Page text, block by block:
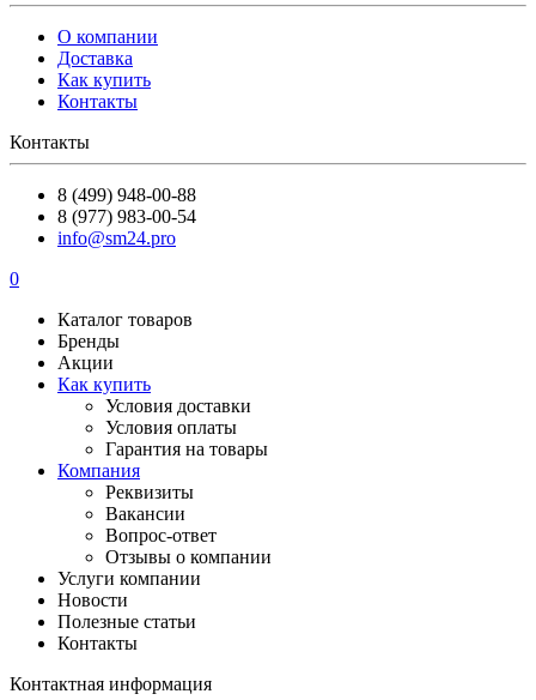
О компании
Доставка
Как купить
Контакты
Контакты
8 (499) 948-00-88
8 (977) 983-00-54
info@sm24.pro
0
Каталог товаров
Бренды
Акции
Как купить
Условия доставки
Условия оплаты
Гарантия на товары
Компания
Реквизиты
Вакансии
Вопрос-ответ
Отзывы о компании
Услуги компании
Новости
Полезные статьи
Контакты
Контактная информация